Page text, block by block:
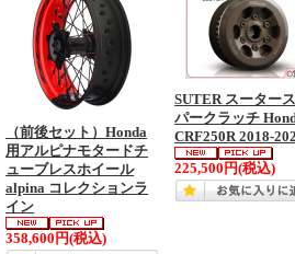
（前後セット）Honda
用アルピナモタードチ
ューブレスホイール
alpina コレクションラ
イン
358,600円(税込)
SUTER スーター
パークラッチ
CRF250R 2018-
225,500円(税込)